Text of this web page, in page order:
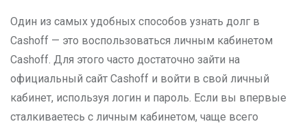
Один из самых удобных способов узнать долг в
Cashoff — это воспользоваться личным кабинетом
Cashoff. Для этого часто достаточно зайти на
официальный сайт Cashoff и войти в свой личный
кабинет, используя логин и пароль. Если вы впервые
сталкиваетесь с личным кабинетом, чаще всего